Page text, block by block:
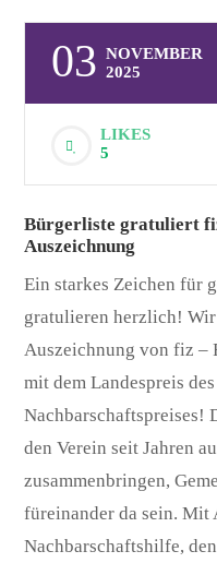
03 NOVEMBER
2025
LIKES
5
Bürgerliste gratuliert
Auszeichnung
Ein starkes Zeichen für
gratulieren herzlich!
Auszeichnung von fiz –
mit dem Landespreis
Nachbarschaftspreises!
den Verein seit Jahren
zusammenbringen,
füreinander da sein. Mit
Nachbarschaftshilfe,